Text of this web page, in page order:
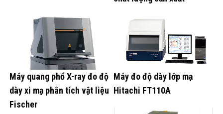
Máy quang phổ X-ray đo độ
dày xi mạ phân tích vật liệu
Fischer
Máy đo độ dày lớp mạ
Hitachi FT110A